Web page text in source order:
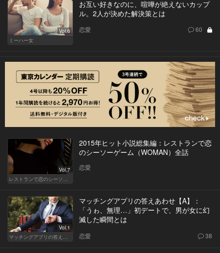
Vol.6
ミーハー女
お互い好きなのに、喧嘩が絶えないカップ
ル。2人が決めた解決策とは
恋愛 60
Vol.7
レストランで恋のシーソーゲーム（WOMAN）
2015年ヒット小説総集編：レストランで恋
のシーソーゲーム（WOMAN）全話
恋愛
Vol.1
マッチングアプリの答えあわせ【A】～SEASON2～
マッチングアプリの答えあわせ【A】：
「うゎ、無理…」初デートで、男が女に幻
滅した瞬間とは
恋愛 38